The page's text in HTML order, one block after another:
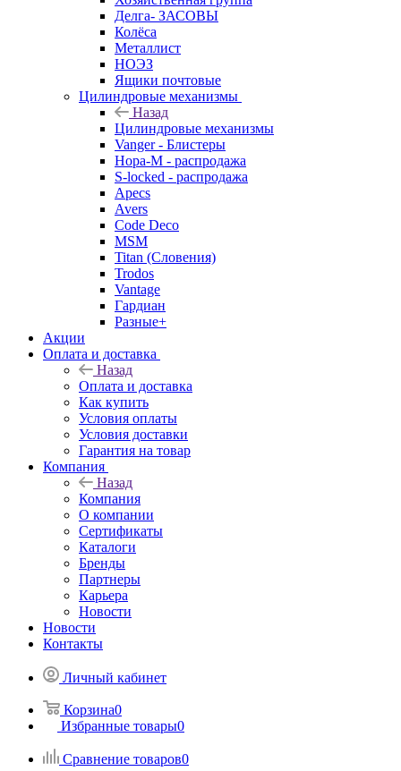
Делга- ЗАСОВЫ
Колёса
Металлист
НОЭЗ
Ящики почтовые
Цилиндровые механизмы
Назад
Цилиндровые механизмы
Vanger - Блистеры
Нора-М - распродажа
S-locked - распродажа
Apecs
Avers
Code Deco
MSM
Titan (Словения)
Trodos
Vantage
Гардиан
Разные+
Акции
Оплата и доставка
Назад
Оплата и доставка
Как купить
Условия оплаты
Условия доставки
Гарантия на товар
Компания
Назад
Компания
О компании
Сертификаты
Каталоги
Бренды
Партнеры
Карьера
Новости
Новости
Контакты
Личный кабинет
Корзина0
Избранные товары0
Сравнение товаров0